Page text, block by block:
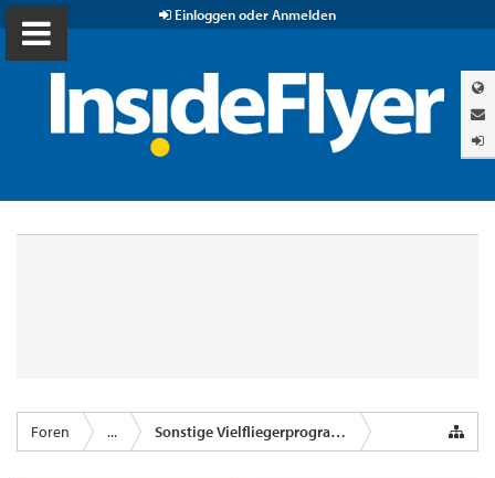
Einloggen oder Anmelden
Foren ... Sonstige Vielfliegerprogramme